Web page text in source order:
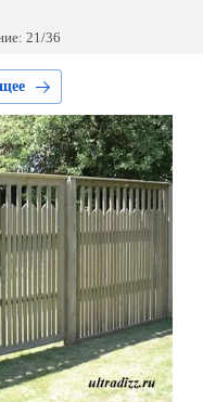
21/36